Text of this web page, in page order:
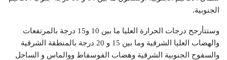
الجنوبية.
وستتأرجح درجات الحرارة العليا ما بين 10 و15 درجة بالمرتفعات
والهضاب العليا الشرقية وما بين 15 و 20 درجة بالمنطقة الشرقية
والسفوح الجنوبية الشرقية وهضاب الفوسفاط ووالماس و الساحل